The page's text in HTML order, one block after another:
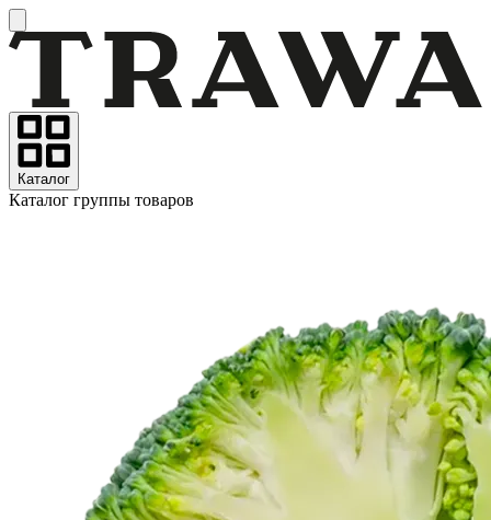
Каталог
Каталог группы товаров